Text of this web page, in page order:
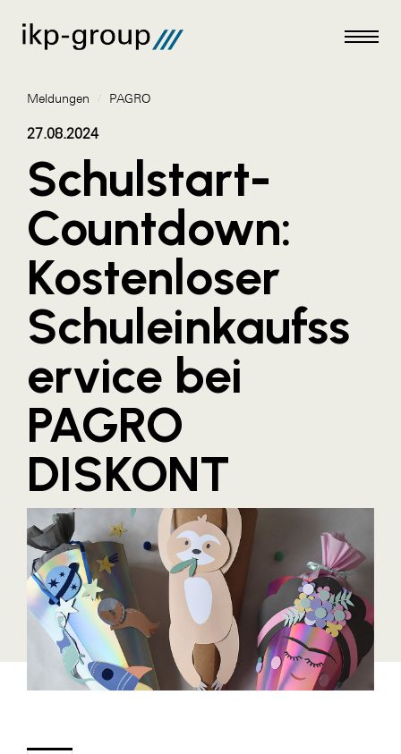
Meldungen
AKTUELLES
ACO
ALEX Krems
Amazon Web Services
Artweger
AustroCel Hallein
Blaguss
Bundesverband Sonnenschutztechnik
Cineplexx
Colmobil Austria
Controller Institut
Darbo
Designer Outlets Parndorf und Salzburg
DOMOFERM
Essity
FG UBIT Salzburg
Meldungen / PAGRO
27.08.2024
Schulstart-
Countdown:
Kostenloser
Schuleinkaufss
ervice bei
PAGRO
DISKONT